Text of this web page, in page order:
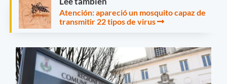
Atención: apareció un mosquito capaz de
transmitir 22 tipos de virus